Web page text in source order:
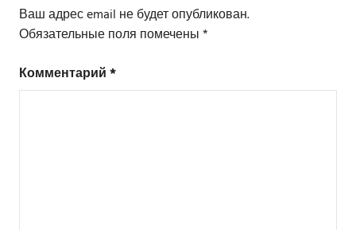
Ваш адрес email не будет опубликован.
Обязательные поля помечены*
Комментарий*